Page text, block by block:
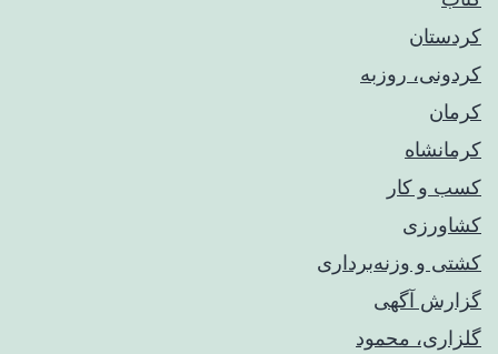
کردستان
کردونی، روزبه
کرمان
کرمانشاه
کسب و کار
کشاورزی
کشتی و وزنه‌برداری
گزارش آگهی
گلزاری، محمود